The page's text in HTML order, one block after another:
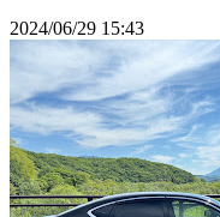
2024/06/29 15:43